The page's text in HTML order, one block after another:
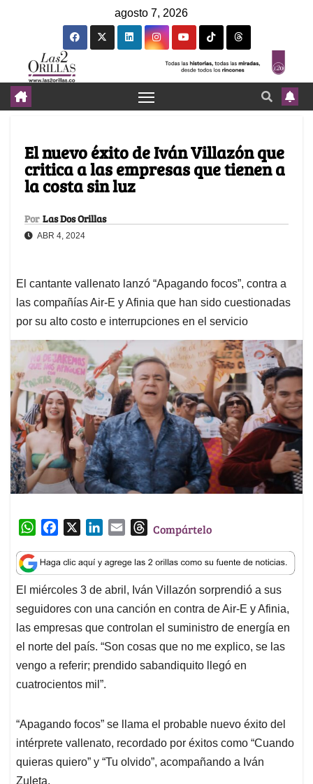
agosto 7, 2026
El nuevo éxito de Iván Villazón que
critica a las empresas que tienen a
la costa sin luz
Por Las Dos Orillas
ABR 4, 2024
El cantante vallenato lanzó “Apagando focos”, contra a
las compañías Air-E y Afinia que han sido cuestionadas
por su alto costo e interrupciones en el servicio
W
a
t
s
A
p
p
c
e
b
o
o
k
n
k
e
d
I
n
a
i
l
T
r
e
a
d
s
Compártelo
El miércoles 3 de abril, Iván Villazón sorprendió a sus
seguidores con una canción en contra de Air-E y Afinia,
las empresas que controlan el suministro de energía en
el norte del país. “Son cosas que no me explico, se las
vengo a referir; prendido sabandiquito llegó en
cuatrocientos mil”.
“Apagando focos” se llama el probable nuevo éxito del
intérprete vallenato, recordado por éxitos como “Cuando
quieras quiero” y “Tu olvido”, acompañando a Iván
Zuleta.